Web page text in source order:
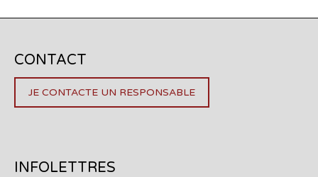
CONTACT
JE CONTACTE UN RESPONSABLE
INFOLETTRES